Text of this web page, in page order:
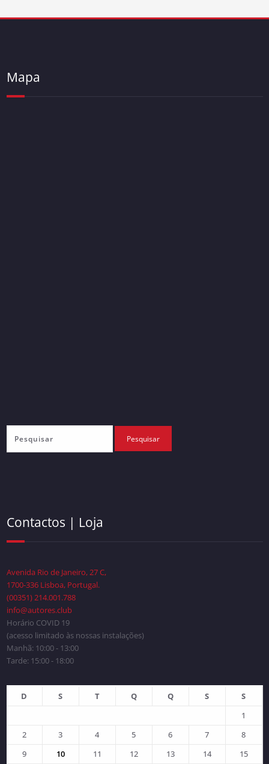
Mapa
Contactos | Loja
Avenida Rio de Janeiro, 27 C,
1700-336 Lisboa, Portugal.
(00351) 214.001.788
info@autores.club
Horário COVID 19
(acesso limitado às nossas instalações)
Manhã: 10:00 - 13:00
Tarde: 15:00 - 18:00
D S T Q Q S
S
1
2
3 4 5 6 7
8
9
10 11 12 13 14 15